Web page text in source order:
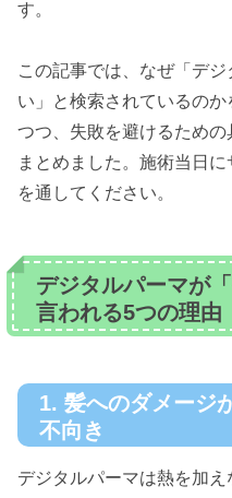
す。
この記事では、なぜ「デ
い」と検索されているのか
つつ、失敗を避けるため
まとめました。施術当日
を通してください。
デジタルパーマが
言われる5つの理由
1. 髪へのダメージ
不向き
デジタルパーマは熱を加